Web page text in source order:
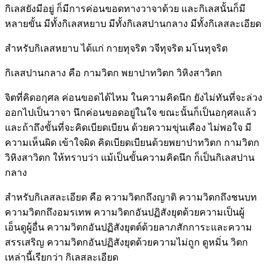
กิเลสยังมีอยู่ ก็มีการค่อนขอดทางวาจาด้วย และกิเลสนั้นก็มี
หลายขั้น มีทั้งกิเลสหยาบ มีทั้งกิเลสปานกลาง มีทั้งกิเลสละเอียด
สำหรับกิเลสหยาบ ได้แก่ กายทุจริต วจีทุจริต มโนทุจริต
กิเลสปานกลาง คือ กามวิตก พยาปาทวิตก วิหิงสาวิตก
จิตที่คิดอกุศล ค่อนขอดได้ไหม ในความคิดนึก ยังไม่ทันที่จะล่วง
ออกไปเป็นวาจา นึกค่อนขอดอยู่ในใจ ขณะนั้นก็เป็นอกุศลแล้ว
และถ้าถึงขั้นที่จะคิดเบียดเบียน ด้วยความขุ่นเคือง ไม่พอใจ มี
ความเห็นผิด เข้าใจผิด คิดเบียดเบียนด้วยพยาปาทวิตก กามวิตก
วิหิงสาวิตก ให้ทราบว่า แม้เป็นขั้นความคิดนึก ก็เป็นกิเลสปาน
กลาง
สำหรับกิเลสละเอียด คือ ความวิตกถึงญาติ ความวิตกถึงชนบท
ความวิตกถึงอมรเทพ ความวิตกอันปฏิสังยุตด้วยความเป็นผู้
เอ็นดูผู้อื่น ความวิตกอันปฏิสังยุตต์ด้วยลาภสักการะและความ
สรรเสริญ ความวิตกอันปฏิสังยุตด้วยความไม่ถูก ดูหมิ่น วิตก
เหล่านี้เรียกว่า กิเลสละเอียด